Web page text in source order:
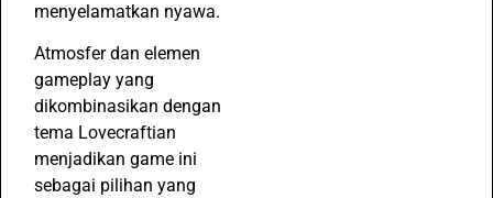
menyelamatkan nyawa.
Atmosfer dan elemen
gameplay yang
dikombinasikan dengan
tema Lovecraftian
menjadikan game ini
sebagai pilihan yang